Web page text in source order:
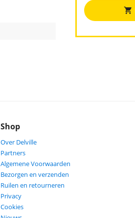
Shop
Over Delville
Partners
Algemene Voorwaarden
Bezorgen en verzenden
Ruilen en retourneren
Privacy
Cookies